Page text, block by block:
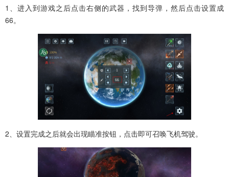
1、进入到游戏之后点击右侧的武器，找到导弹，然后点击设置成
66。
2、设置完成之后就会出现瞄准按钮，点击即可召唤飞机驾驶。